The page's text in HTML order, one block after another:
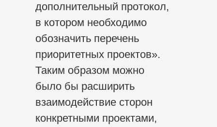
дополнительный протокол,
в котором необходимо
обозначить перечень
приоритетных проектов».
Таким образом можно
было бы расширить
взаимодействие сторон
конкретными проектами,